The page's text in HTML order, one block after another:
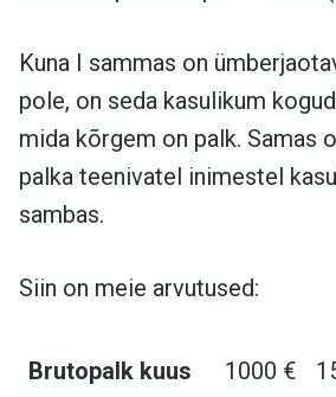
Kuna I sammas on
pole, on seda kasulikum
mida kõrgem on palk. Samas
palka teenivatel inimestel
sambas.
Siin on meie arvutused:
Brutopalk kuus 1000 €